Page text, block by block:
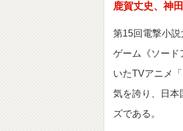
鹿賀丈史、神
第15回電撃小
ゲーム《ソード
いたTVアニメ
気を誇り、日本
ズである。